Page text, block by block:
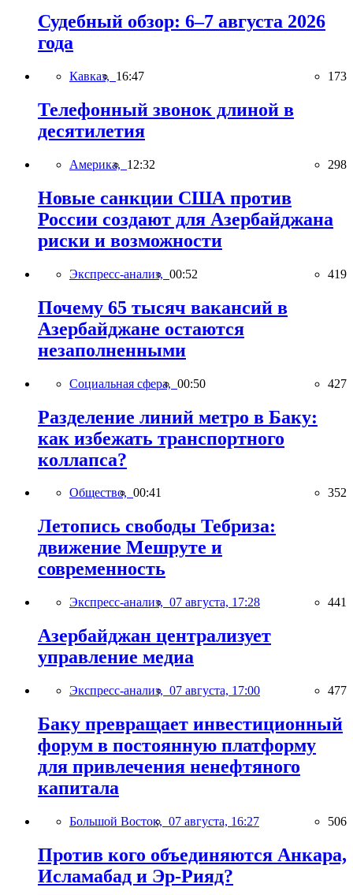
Судебный обзор: 6–7 августа 2026
года
Кавказ, 16:47 173
Телефонный звонок длиной в
десятилетия
Америка, 12:32 298
Новые санкции США против
России создают для Азербайджана
риски и возможности
Экспресс-анализ, 00:52 419
Почему 65 тысяч вакансий в
Азербайджане остаются
незаполненными
Социальная сфера, 00:50 427
Разделение линий метро в Баку:
как избежать транспортного
коллапса?
Общество, 00:41 352
Летопись свободы Тебриза:
движение Мешруте и
современность
Экспресс-анализ, 07 августа, 17:28 441
Азербайджан централизует
управление медиа
Экспресс-анализ, 07 августа, 17:00 477
Баку превращает инвестиционный
форум в постоянную платформу
для привлечения ненефтяного
капитала
Большой Восток, 07 августа, 16:27 506
Против кого объединяются Анкара,
Исламабад и Эр-Рияд?